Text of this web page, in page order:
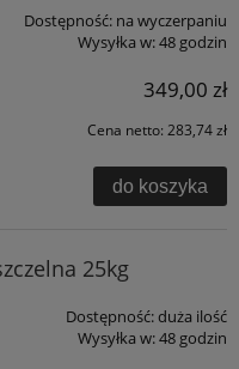
Dostępność: na wyczerpaniu
Wysyłka w:48 godzin
349,00 zł
Cena netto: 283,74 zł
do koszyka
25kg
Dostępność:duża ilość
Wysyłka w:48 godzin